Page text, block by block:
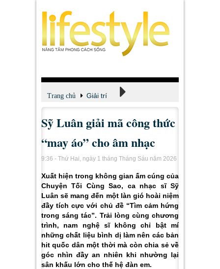
Trang chủ Giải trí
Xem - Nghe - Đọc
Sỹ Luân giải mã công thức
“may áo” cho âm nhạc
9:36 - Thứ Hai, ngày 1 tháng Tháng Sáu năm 2026
Xuất hiện trong không gian ấm cúng của
Chuyện Tối Cùng Sao, ca nhạc sĩ Sỹ
Luân sẽ mang đến một làn gió hoài niệm
đầy tích cực với chủ đề “Tìm cảm hứng
trong sáng tác”. Trải lòng cùng chương
trình, nam nghệ sĩ không chỉ bật mí
những chất liệu bình dị làm nên các bản
hit quốc dân một thời mà còn chia sẻ về
góc nhìn đầy an nhiên khi nhường lại
sân khấu lớn cho thế hệ đàn em.